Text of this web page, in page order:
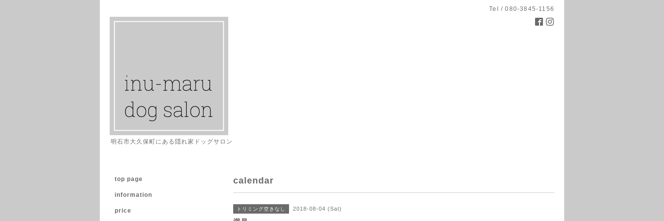
Tel / 080-3845-1156
明石市大久保町にある隠れ家ドッグサロン
calendar
トリミング空きなし 2018-08-04 (Sat)
top page
information
price